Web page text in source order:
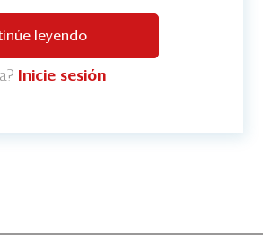
leyendo
Inicie sesión